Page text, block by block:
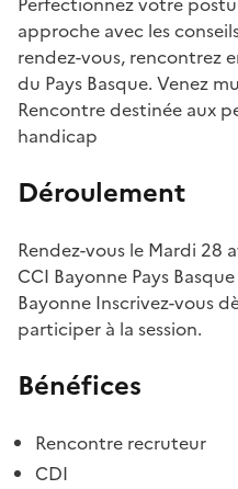
approche avec les
rendez-vous, rencontrez
du Pays Basque. Venez
Rencontre destinée aux
handicap
Déroulement
Rendez-vous le Mardi 28
CCI Bayonne Pays
Bayonne Inscrivez-vous
participer à la session.
Bénéfices
Rencontre recruteur
CDI